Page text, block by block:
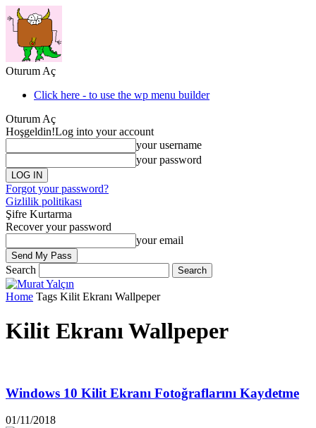
Oturum Aç
Click here - to use the wp menu builder
Oturum Aç
Hoşgeldin!Log into your account
your username
your password
Forgot your password?
Gizlilik politikası
Şifre Kurtarma
Recover your password
your email
Search
Home Tags Kilit Ekranı Wallpeper
Kilit Ekranı Wallpeper
Windows 10 Kilit Ekranı Fotoğraflarını Kaydetme
01/11/2018